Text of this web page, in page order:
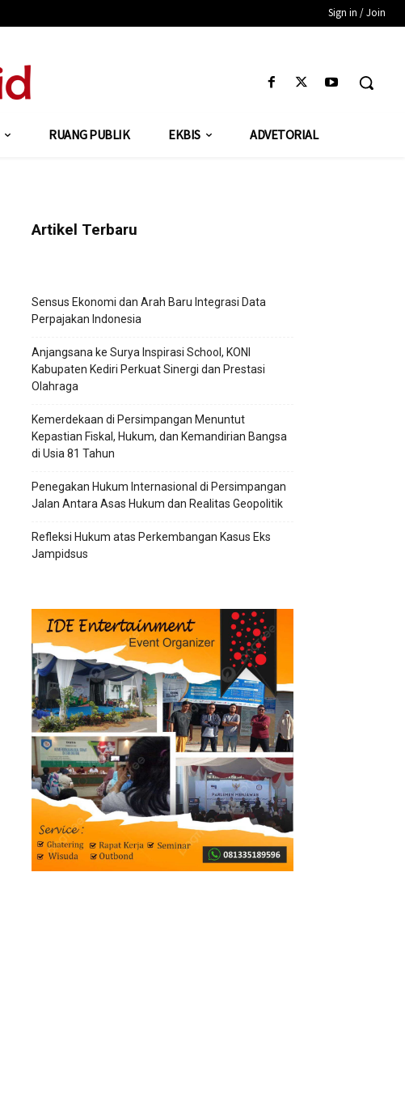
Sign in / Join
RUANG PUBLIK EKBIS ADVETORIAL
Artikel Terbaru
Sensus Ekonomi dan Arah Baru Integrasi Data
Perpajakan Indonesia
Anjangsana ke Surya Inspirasi School, KONI
Kabupaten Kediri Perkuat Sinergi dan Prestasi
Olahraga
Kemerdekaan di Persimpangan Menuntut
Kepastian Fiskal, Hukum, dan Kemandirian Bangsa
di Usia 81 Tahun
Penegakan Hukum Internasional di Persimpangan
Jalan Antara Asas Hukum dan Realitas Geopolitik
Refleksi Hukum atas Perkembangan Kasus Eks
Jampidsus